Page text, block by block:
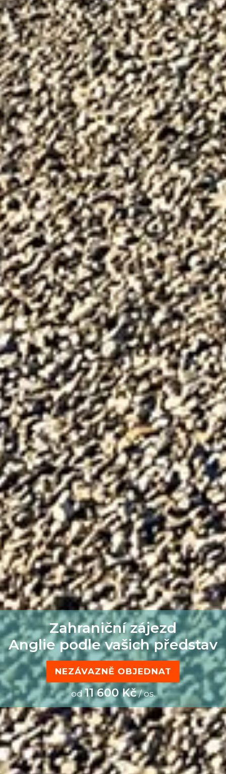
Zahraniční zájezd
Anglie podle vašich představ
NEZÁVAZNĚ OBJEDNAT
od11 600 Kč/ os.